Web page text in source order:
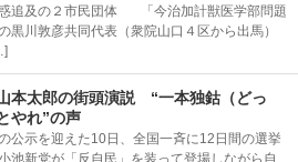
追及の２市民団体 「今治加計獣医学部問題
黒川敦彦共同代表（衆院山口４区から出馬）
本太郎の街頭演説 “一本独鈷（どっ
やれ”の声
公示を迎えた10日、全国一斉に12日間の選挙
池新党が「反自民」を装って登場しながら自